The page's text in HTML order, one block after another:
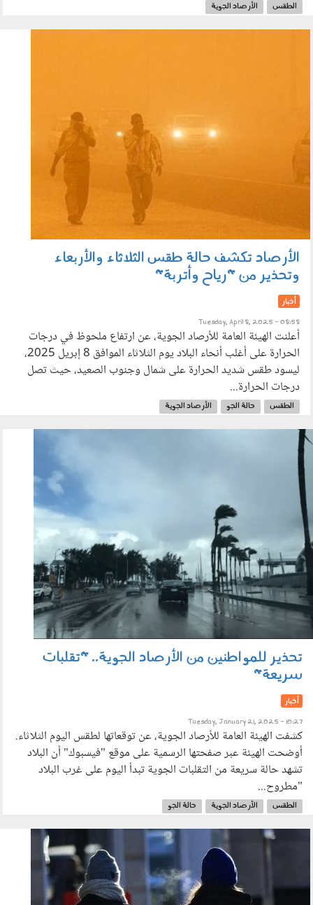
الطقس الأرصاد الجوية
الأرصاد تكشف حالة طقس الثلاثاء والأربعاء
وتحذير من "رياح وأتربة"
أخبار
Tuesday, April 8, 2025 - 08:58
أعلنت الهيئة العامة للأرصاد الجوية، عن ارتفاع ملحوظ في درجات
الحرارة على أغلب أنحاء البلاد يوم الثلاثاء الموافق 8 إبريل 2025،
ليسود طقس شديد الحرارة على شمال وجنوب الصعيد، حيث تصل
درجات الحرارة...
الطقس حالة الجو الأرصاد الجوية
2101_001.png
تحذير للمواطنين من الأرصاد الجوية.. "تقلبات
سريعة"
أخبار
Tuesday, January 21, 2025 - 10:27
كشفت الهيئة العامة للأرصاد الجوية، عن توقعاتها لطقس اليوم الثلاثاء.
أوضحت الهيئة عبر صفحتها الرسمية على موقع "فيسبوك" أن البلاد
تشهد حالة سريعة من التقلبات الجوية تبدأ اليوم على غرب البلاد
"مطروح...
الطقس الأرصاد الجوية حالة الجو